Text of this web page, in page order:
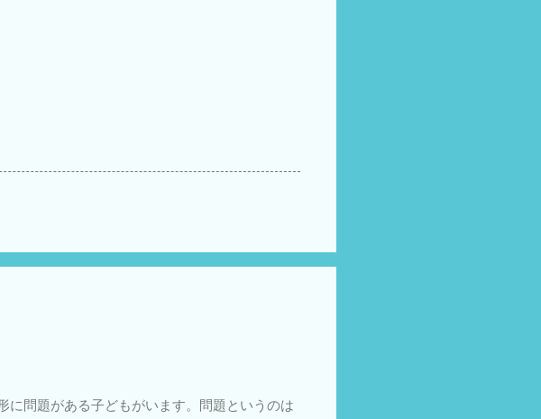
に問題がある子どもがいます。問題というのは